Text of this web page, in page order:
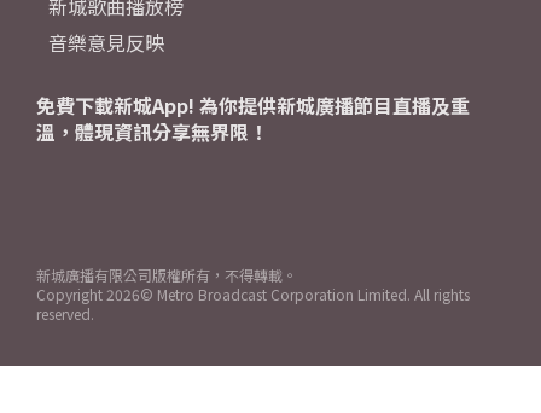
新城歌曲播放榜
音樂意見反映
免費下載新城App! 為你提供新城廣播節目直播及重
溫，體現資訊分享無界限！
新城廣播有限公司版權所有，不得轉載。
Copyright 2026© Metro Broadcast Corporation Limited. All rights
reserved.